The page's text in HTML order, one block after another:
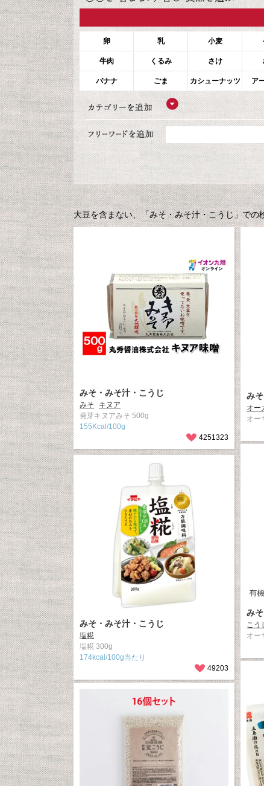
卵 乳 小麦
牛肉 くるみ さけ
バナナ ごま カシューナッツ ア
大豆を含まない、「みそ・みそ汁・こうじ」で
みそ・みそ汁・こうじ
みそ
キヌア
発芽キヌアみそ 500g
155Kcal/100g
4251323
み
オー
オー
み
こう
オー
みそ・みそ汁・こうじ
塩糀
塩糀 300g
174kcal/100g当たり
49203